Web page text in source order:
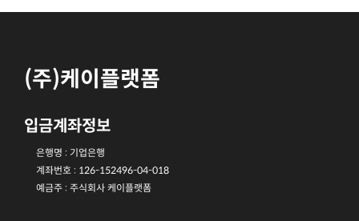
(주)케이플랫폼
입금계좌정보
은행명 : 기업은행
계좌번호 : 126-152496-04-018
예금주 : 주식회사 케이플랫폼